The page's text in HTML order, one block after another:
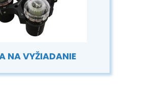
NA VYŽIADANIE